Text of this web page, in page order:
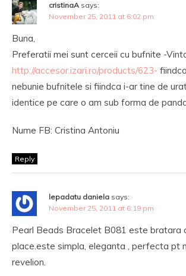
cristinaA says:
November 25, 2011 at 6:02 pm
Buna,
Preferatii mei sunt cerceii cu bufnite -
http://accesor.izari.ro/products/623-
nebunie bufnitele si fiindca i-ar tine de
identice pe care o am sub forma de
Nume FB: Cristina Antoniu
Reply
lepadatu daniela says:
November 25, 2011 at 6:19 pm
Pearl Beads Bracelet B081 este bratara
place.este simpla, eleganta , perfecta pt
revelion.